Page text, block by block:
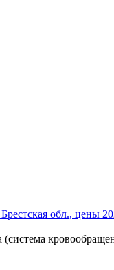
обл., цены
(система